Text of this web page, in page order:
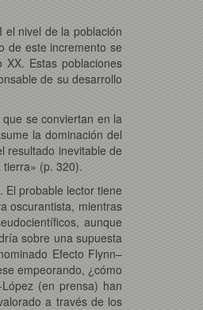
nivel de la población
de este incremento se
Estas poblaciones
de su desarrollo
se conviertan en la
la dominación del
resultado inevitable de
(p. 320).
El probable lector tiene
oscurantista, mientras
aunque
sobre una supuesta
Efecto Flynn–
empeorando, ¿cómo
(en prensa) han
a través de los